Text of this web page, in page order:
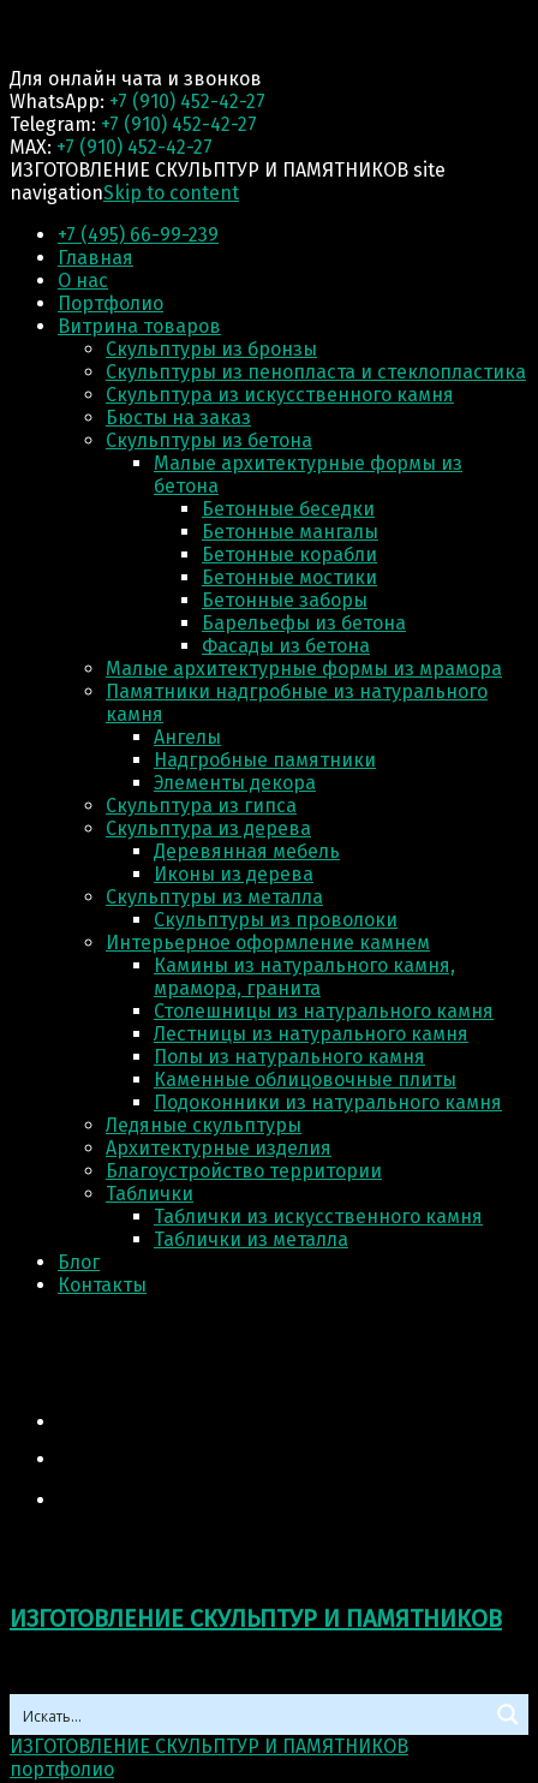
Для онлайн чата и звонков
WhatsApp: +7 (910) 452-42-27
Telegram: +7 (910) 452-42-27
MAX: +7 (910) 452-42-27
ИЗГОТОВЛЕНИЕ СКУЛЬПТУР И ПАМЯТНИКОВ site
navigationSkip to content
+7 (495) 66-99-239
Главная
О нас
Портфолио
Витрина товаров
Скульптуры из бронзы
Скульптуры из пенопласта и стеклопластика
Скульптура из искусственного камня
Бюсты на заказ
Скульптуры из бетона
Малые архитектурные формы из
бетона
Бетонные беседки
Бетонные мангалы
Бетонные корабли
Бетонные мостики
Бетонные заборы
Барельефы из бетона
Фасады из бетона
Малые архитектурные формы из мрамора
Памятники надгробные из натурального
камня
Ангелы
Надгробные памятники
Элементы декора
Скульптура из гипса
Скульптура из деревa
Деревянная мебель
Иконы из дерева
Скульптуры из металла
Скульптуры из проволоки
Интерьерное оформление камнем
Камины из натурального камня,
мрамора, гранита
Столешницы из натурального камня
Лестницы из натурального камня
Полы из натурального камня
Каменные облицовочные плиты
Подоконники из натурального камня
Ледяные скульптуры
Архитектурные изделия
Благоустройство территории
Таблички
Таблички из искусственного камня
Таблички из металла
Блог
Контакты
ИЗГОТОВЛЕНИЕ СКУЛЬПТУР И ПАМЯТНИКОВ
ИЗГОТОВЛЕНИЕ СКУЛЬПТУР И ПАМЯТНИКОВ
портфолио